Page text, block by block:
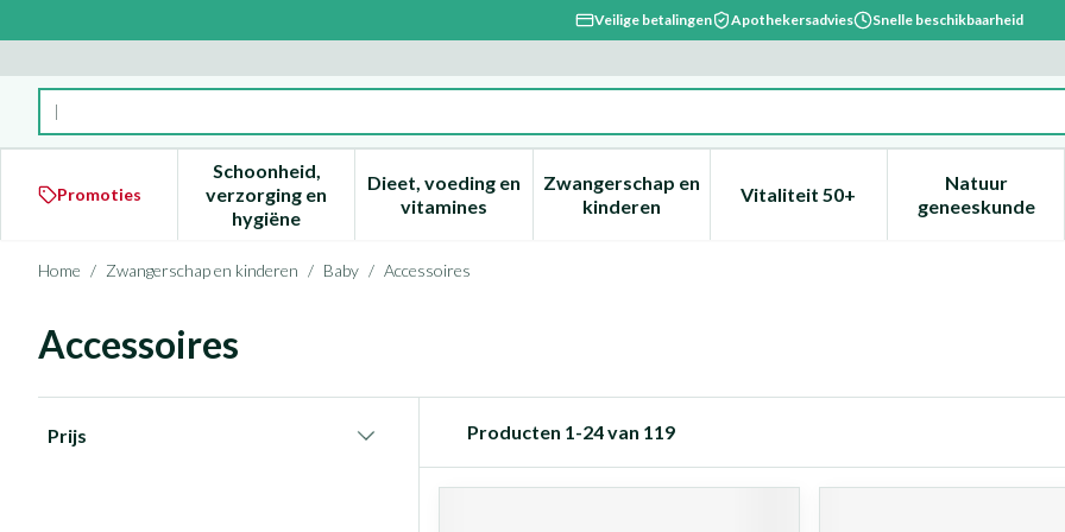
Veilige betalingen Apothekersadvies Snelle beschikbaarheid
Product, merk, categorie...
Promoties
Schoonheid,
verzorging en
hygiëne
Toon submenu voor Schoonheid, verzorging en hygiëne categorie
Dieet, voeding en
vitaminesToon submenu voor Dieet, voeding en vitamines categorie
Zwangerschap en
kinderenToon submenu voor Zwangerschap en kinderen
Vitaliteit 50+Toon submenu voor Vitaliteit
Natuur
geneeskunde
Toon
Home / Zwangerschap en kinderen / Baby / Accessoires
Accessoires
Prijs
Producten 1-24van 119